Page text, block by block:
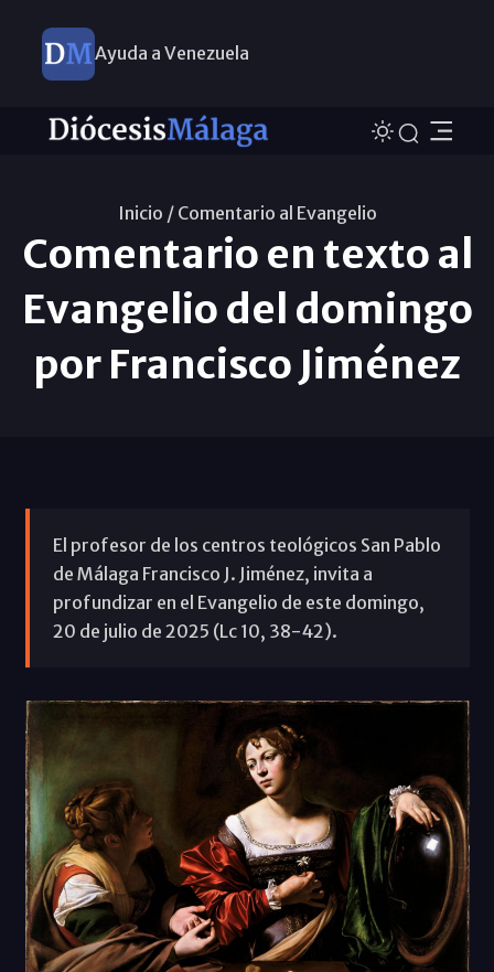
Ayuda a Venezuela
Inicio / Comentario al Evangelio
Comentario en texto al
Evangelio del domingo
por Francisco Jiménez
El profesor de los centros teológicos San Pablo
de Málaga Francisco J. Jiménez, invita a
profundizar en el Evangelio de este domingo,
20 de julio de 2025 (Lc 10, 38-42).